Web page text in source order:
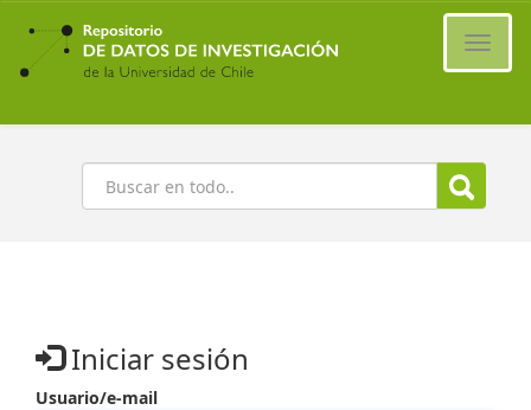
Ir
contenido
principal
Buscar
Iniciar sesión
Usuario/e-mail